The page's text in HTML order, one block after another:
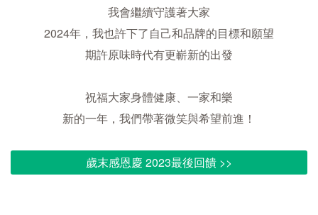
我會繼續守護著大家
2024年，我也許下了自己和品牌的目標和願望
期許原味時代有更嶄新的出發
祝福大家身體健康、一家和樂
新的一年，我們帶著微笑與希望前進！
歲末感恩慶 2023最後回饋 >>